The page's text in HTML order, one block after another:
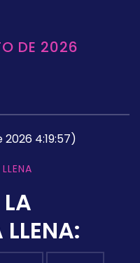
DE 2026
4:19:57)